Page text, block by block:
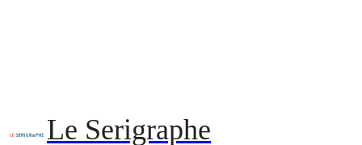
Le Serigraphe